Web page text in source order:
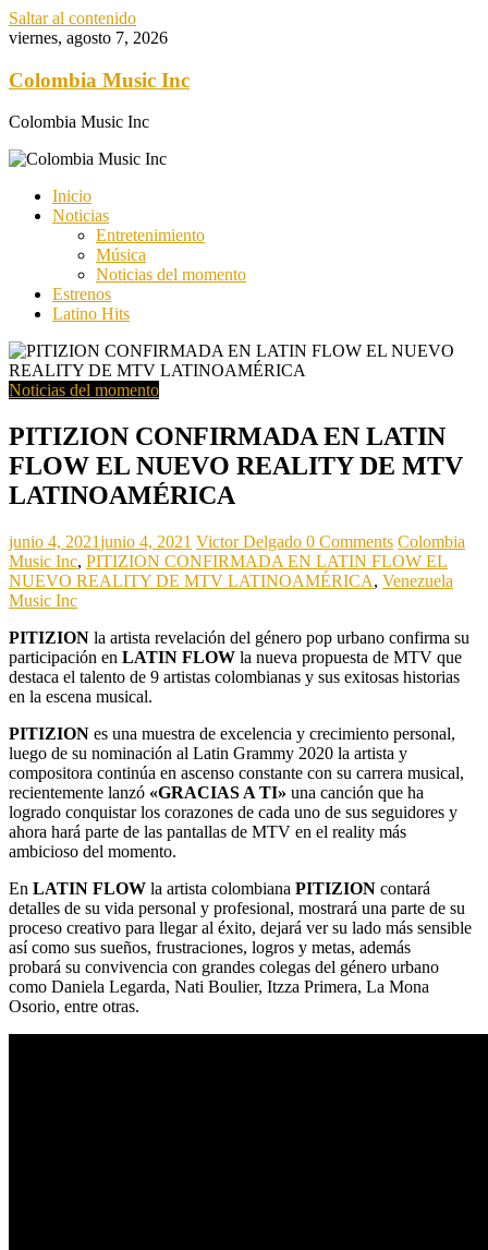
Saltar al contenido
viernes, agosto 7, 2026
Colombia Music Inc
Colombia Music Inc
Inicio
Noticias
Entretenimiento
Música
Noticias del momento
Estrenos
Latino Hits
Noticias del momento
PITIZION CONFIRMADA EN LATIN
FLOW EL NUEVO REALITY DE MTV
LATINOAMÉRICA
junio 4, 2021junio 4, 2021 Victor Delgado 0 Comments Colombia
Music Inc, PITIZION CONFIRMADA EN LATIN FLOW EL
NUEVO REALITY DE MTV LATINOAMÉRICA, Venezuela
Music Inc
PITIZION la artista revelación del género pop urbano confirma su
participación en LATIN FLOW la nueva propuesta de MTV que
destaca el talento de 9 artistas colombianas y sus exitosas historias
en la escena musical.
PITIZION es una muestra de excelencia y crecimiento personal,
luego de su nominación al Latin Grammy 2020 la artista y
compositora continúa en ascenso constante con su carrera musical,
recientemente lanzó «GRACIAS A TI» una canción que ha
logrado conquistar los corazones de cada uno de sus seguidores y
ahora hará parte de las pantallas de MTV en el reality más
ambicioso del momento.
En LATIN FLOW la artista colombiana PITIZION contará
detalles de su vida personal y profesional, mostrará una parte de su
proceso creativo para llegar al éxito, dejará ver su lado más sensible
así como sus sueños, frustraciones, logros y metas, además
probará su convivencia con grandes colegas del género urbano
como Daniela Legarda, Nati Boulier, Itzza Primera, La Mona
Osorio, entre otras.